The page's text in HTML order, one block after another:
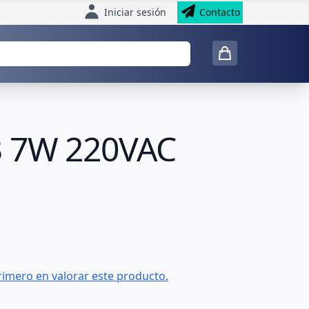
Iniciar sesión Contacto
220VAC
en valorar este producto.